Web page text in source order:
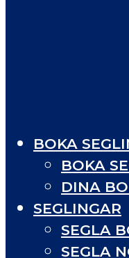
BOKA
BOKA
DINA
SEGLINGAR
SEGLA
SEGLA